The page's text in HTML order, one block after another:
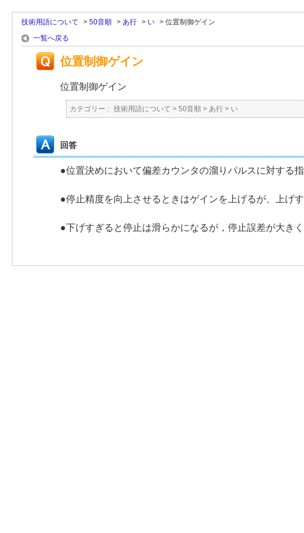
技術用語について > 50音順 > あ行 > い > 位置制御ゲイン
一覧へ戻る
位置制御ゲイン
位置制御ゲイン
カテゴリー : 技術用語について > 50音順 > あ行 > い
回答
●位置決めにおいて偏差カウンタの溜りパルスに対する
●停止精度を向上させるときはゲインを上げるが、上げ
●下げすぎると停止は滑らかになるが，停止誤差が大きく